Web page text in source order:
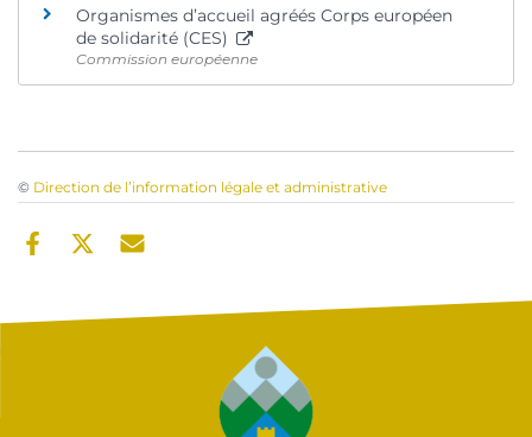
Organismes d’accueil agréés Corps européen
de solidarité (CES)
Commission européenne
© Direction de l’information légale et administrative